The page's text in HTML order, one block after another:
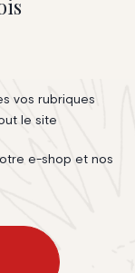
vos rubriques
le site
e-shop et nos